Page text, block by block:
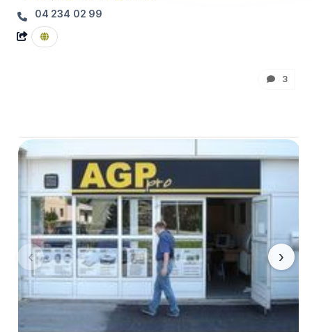
04 234 02 99
3
‹ ›